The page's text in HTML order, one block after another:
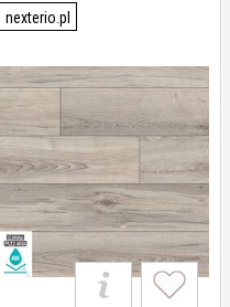
nexterio.pl